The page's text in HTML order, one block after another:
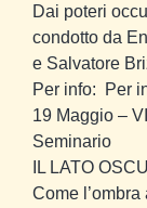
Dai poteri
condotto da
e Salvatore
Per info:
Per
19 Maggio –
Seminario
IL LATO
Come